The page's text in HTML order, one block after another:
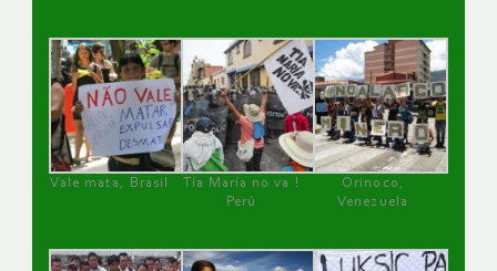
Vale mata, Brasil
Tía María no va !
Perú
Orinoco,
Venezuela